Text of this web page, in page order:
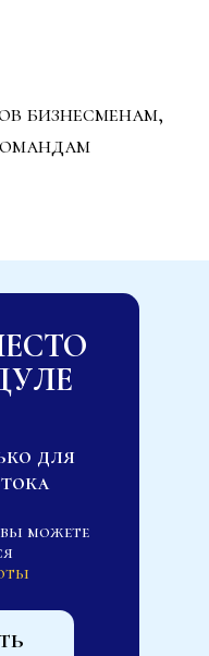
бизнесменам,
можете
для